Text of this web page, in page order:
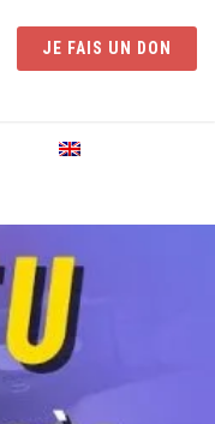
JE FAIS UN DON